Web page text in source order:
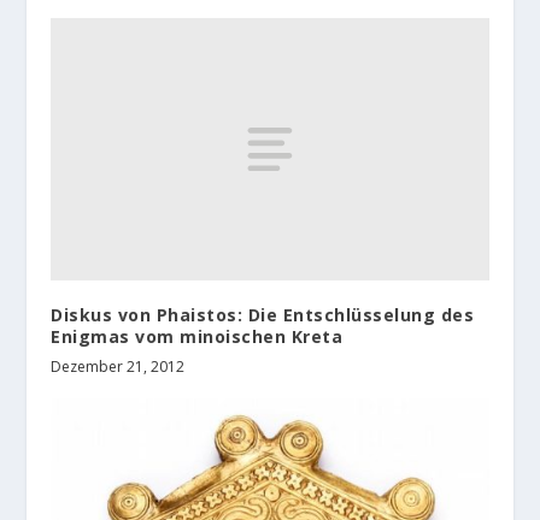
Diskus von Phaistos: Die Entschlüsselung des
Enigmas vom minoischen Kreta
Dezember 21, 2012